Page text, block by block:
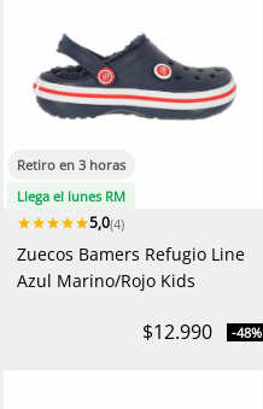
Retiro en 3 horas
Llega el lunes RM
5,0(4)
Zuecos Bamers Refugio Line
Azul Marino/Rojo Kids
$12.990 -48%